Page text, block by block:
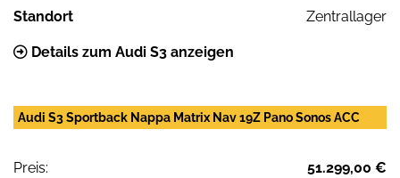
Standort Zentrallager
Details zum Audi S3 anzeigen
Audi S3 Sportback Nappa Matrix Nav 19Z Pano Sonos ACC
Preis:
51.299,00 €